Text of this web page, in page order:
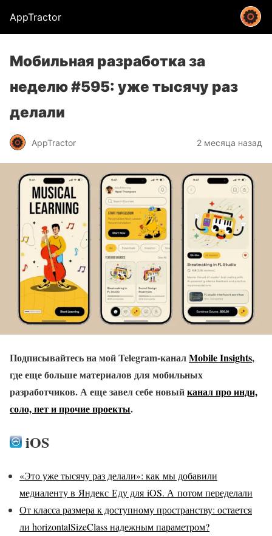
AppTractor
Мобильная разработка за
неделю #595: уже тысячу раз
делали
AppTractor 2 месяца назад
Подписывайтесь на мой Telegram-каналMobile Insights,
где еще больше материалов для мобильных
разработчиков. А еще завел себе новыйканал про инди,
соло, пет и прочие проекты.
iOS
«Это уже тысячу раз делали»: как мы добавили
медиаленту в Яндекс Еду для iOS. А потом переделали
От класса размера к доступному пространству: остается
ли horizontalSizeClass надежным параметром?